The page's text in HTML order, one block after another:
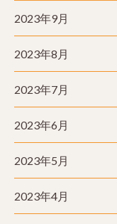
2023年9月
2023年8月
2023年7月
2023年6月
2023年5月
2023年4月